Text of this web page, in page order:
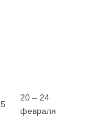
5
20 – 24
февраля